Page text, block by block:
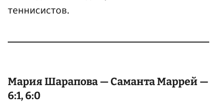
теннисистов.
Мария Шарапова —Саманта Маррей —
6:1, 6:0